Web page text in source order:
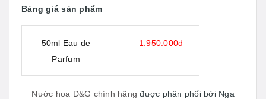
Bảng giá sản phẩm
50ml Eau de
Parfum
1.950.000đ
Nước hoa D&G chính hãng được phân phối bởi Nga